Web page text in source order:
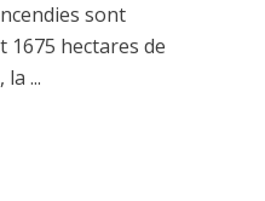
sont
hectares de
...